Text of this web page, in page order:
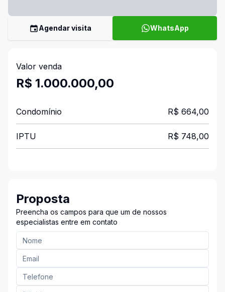
Agendar visita WhatsApp
Valor venda
R$ 1.000.000,00
Condomínio R$ 664,00
IPTU R$ 748,00
Proposta
Preencha os campos para que um de nossos
especialistas entre em contato